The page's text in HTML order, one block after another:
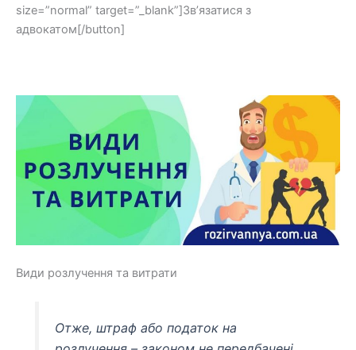
size=”normal” target=”_blank”]Зв’язатися з
адвокатом[/button]
Види розлучення та витрати
Отже, штраф або податок на